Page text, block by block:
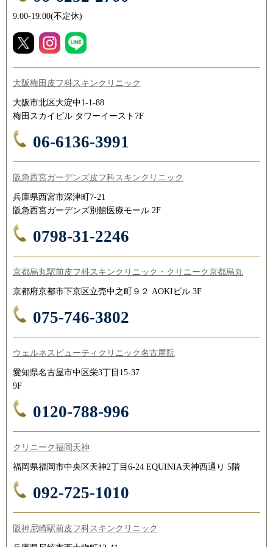
9:00-19:00(不定休)
大阪梅田皮フ科スキンクリニック
大阪市北区大淀中1-1-88
梅田スカイビル タワーイースト7F
06-6136-3991
阪急西宮ガーデンズ皮フ科スキンクリニック
兵庫県西宮市深津町7-21
阪急西宮ガーデンズ別館医療モール 2F
0798-31-2246
京都烏丸駅前皮フ科スキンクリニック・クリニーク京都烏丸
京都府京都市下京区立売中之町９２ AOKIビル 3F
075-746-3802
ウェルネスビューティクリニック名古屋院
愛知県名古屋市中区栄3丁目15-37
9F
0120-788-996
クリニーク福岡天神
福岡県福岡市中央区天神2丁目6-24 EQUINIA天神西通り 5階
092-725-1010
阪神尼崎駅前皮フ科スキンクリニック